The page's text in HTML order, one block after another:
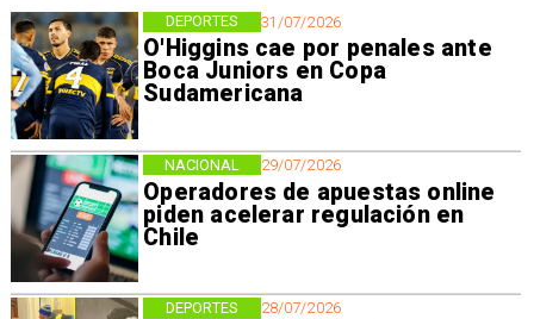
31/07/2026
O'Higgins cae por penales ante
Boca Juniors en Copa
Sudamericana
DEPORTES
29/07/2026
Operadores de apuestas online
piden acelerar regulación en
Chile
NACIONAL
28/07/2026
DEPORTES